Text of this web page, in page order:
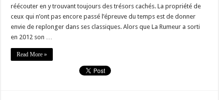
réécouter en y trouvant toujours des trésors cachés. La propriété de
ceux qui n’ont pas encore passé l’épreuve du temps est de donner
envie de replonger dans ses classiques. Alors que La Rumeur a sorti
en 2012 son …
Read More »